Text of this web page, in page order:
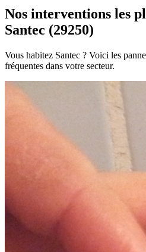
Nos interventions les
Santec (29250)
Vous habitez Santec ? Voici les
fréquentes dans votre secteur.